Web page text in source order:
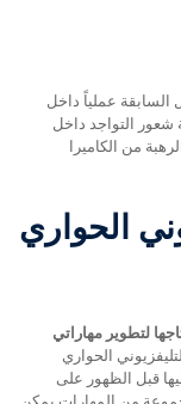
عملياً داخل
شعور التواجد داخل
من الكاميرا
الحواري
لتطوير مهاراتي
الحواري
قبل الظهور على